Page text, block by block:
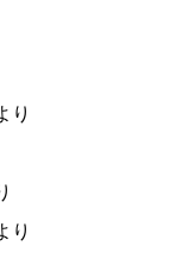
り
り